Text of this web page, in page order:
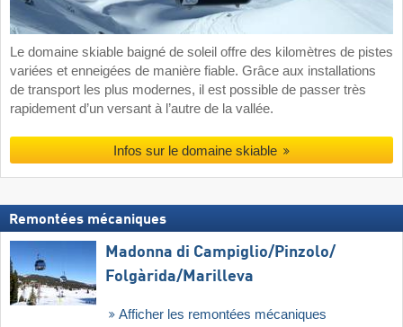
Le domaine skiable baigné de soleil offre des kilomètres de pistes
variées et enneigées de manière fiable. Grâce aux installations
de transport les plus modernes, il est possible de passer très
rapidement d’un versant à l’autre de la vallée.
Infos sur le domaine skiable
Remontées mécaniques
Madonna di Campiglio/​Pinzolo/​
Folgàrida/​Marilleva
Afficher les remontées mécaniques